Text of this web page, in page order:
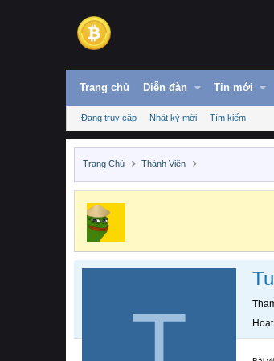
Trang chủ Diễn đàn Tin mới
Đang truy cập Nhật ký mới Tìm kiếm
Trang Chủ Thành Viên